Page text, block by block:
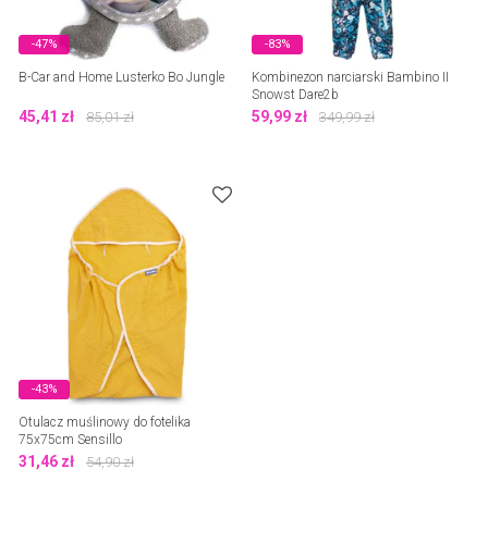
-47%
B-Car and Home Lusterko Bo Jungle
45,41 zł 85,01zł
-83%
Kombinezon narciarski Bambino II
Snowst Dare2b
59,99 zł 349,99zł
-43%
Otulacz muślinowy do fotelika
75x75cm Sensillo
31,46 zł 54,90zł